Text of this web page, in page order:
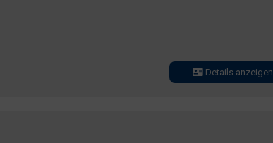
Details anzeigen